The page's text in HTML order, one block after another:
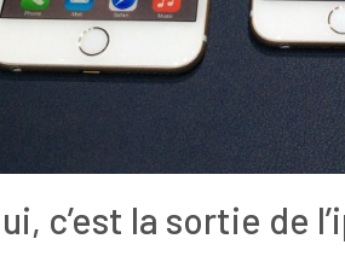
c’est la sortie de